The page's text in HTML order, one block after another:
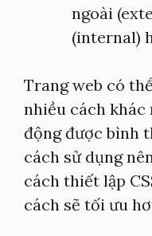
ngoài
(internal)
Trang web có
nhiều cách khác
động được bình
cách sử dụng
cách thiết lập
cách sẽ tối ưu